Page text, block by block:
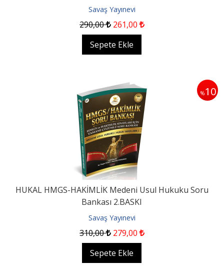
Savaş Yayınevi
290,00 261,00
Sepete Ekle
%10
HUKAL HMGS-HAKİMLİK Medeni Usul Hukuku Soru
Bankası 2.BASKI
Savaş Yayınevi
310,00 279,00
Sepete Ekle